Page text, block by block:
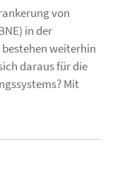
von
in der
weiterhin
daraus für die
Mit